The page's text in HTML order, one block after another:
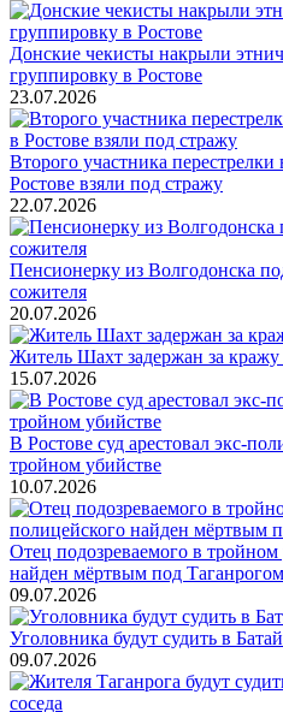
Донские чекисты накрыли
группировку в Ростове
23.07.2026
Второго участника перестрелки
Ростове взяли под стражу
22.07.2026
Пенсионерку из Волгодонска
сожителя
20.07.2026
Житель Шахт задержан за кражу
15.07.2026
В Ростове суд арестовал экс-
тройном убийстве
10.07.2026
Отец подозреваемого в
найден мёртвым под Таганрогом
09.07.2026
Уголовника будут судить в
09.07.2026